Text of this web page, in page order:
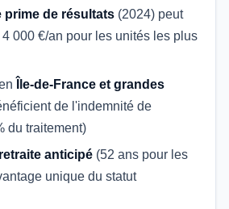
prime de résultats (2024) peut
000 €/an pour les unités les plus
Île-de-France et grandes
de l'indemnité de
du traitement)
anticipé (52 ans pour les
unique du statut